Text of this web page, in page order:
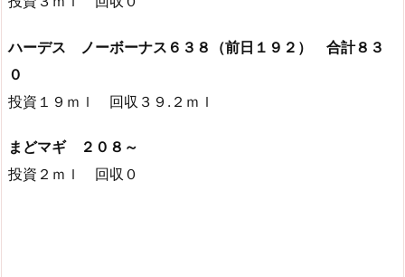
ハーデス ノーボーナス６３８（前日１９２） 合計８３
０
投資１９ｍｌ 回収３９.２ｍｌ
まどマギ ２０８～
投資２ｍｌ 回収０